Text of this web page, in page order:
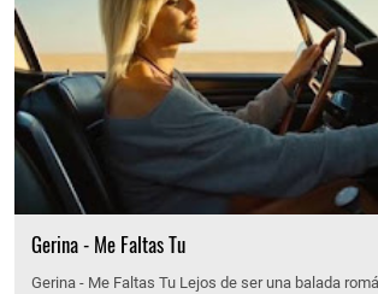
Gerina - Me Faltas Tu
Gerina - Me Faltas Tu Lejos de ser una balada